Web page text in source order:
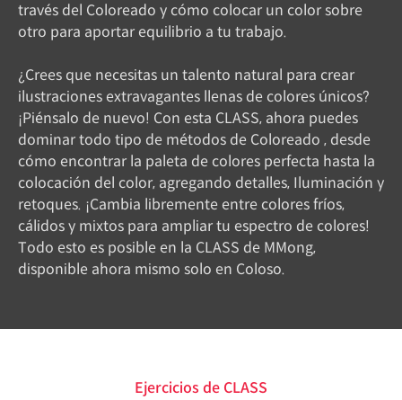
través del Coloreado y cómo colocar un color sobre
otro para aportar equilibrio a tu trabajo.
¿Crees que necesitas un talento natural para crear
ilustraciones extravagantes llenas de colores únicos?
¡Piénsalo de nuevo! Con esta CLASS, ahora puedes
dominar todo tipo de métodos de Coloreado , desde
cómo encontrar la paleta de colores perfecta hasta la
colocación del color, agregando detalles, Iluminación y
retoques. ¡Cambia libremente entre colores fríos,
cálidos y mixtos para ampliar tu espectro de colores!
Todo esto es posible en la CLASS de MMong,
disponible ahora mismo solo en Coloso.
Ejercicios de CLASS